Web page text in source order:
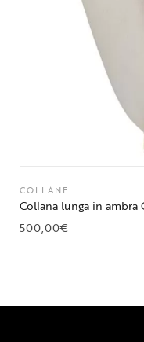
COLLANE
Collana lunga in ambra
500,00€